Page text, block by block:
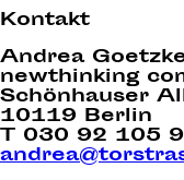
Kontakt
Andrea
newthinking
Schönhauser
10119 Berlin
T 030 92 105